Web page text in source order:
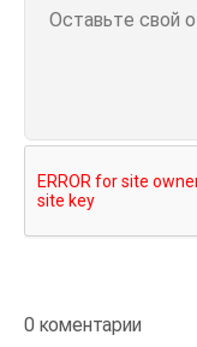
0 коментарии